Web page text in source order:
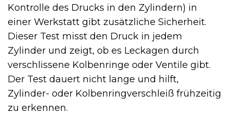
Kontrolle des Drucks in den Zylindern) in
einer Werkstatt gibt zusätzliche Sicherheit.
Dieser Test misst den Druck in jedem
Zylinder und zeigt, ob es Leckagen durch
verschlissene Kolbenringe oder Ventile gibt.
Der Test dauert nicht lange und hilft,
Zylinder- oder Kolbenringverschleiß frühzeitig
zu erkennen.